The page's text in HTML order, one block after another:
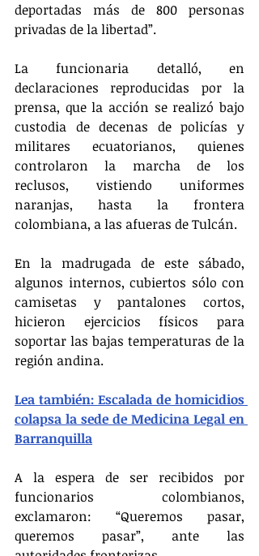
deportadas más de 800 personas
privadas de la libertad”.
La funcionaria detalló, en
declaraciones reproducidas por la
prensa, que la acción se realizó bajo
custodia de decenas de policías y
militares ecuatorianos, quienes
controlaron la marcha de los
reclusos, vistiendo uniformes
naranjas, hasta la frontera
colombiana, a las afueras de Tulcán.
En la madrugada de este sábado,
algunos internos, cubiertos sólo con
camisetas y pantalones cortos,
hicieron ejercicios físicos para
soportar las bajas temperaturas de la
región andina.
Lea también: Escalada de homicidios
colapsa la sede de Medicina Legal en
Barranquilla
A la espera de ser recibidos por
funcionarios colombianos,
exclamaron: “Queremos pasar,
queremos pasar”, ante las